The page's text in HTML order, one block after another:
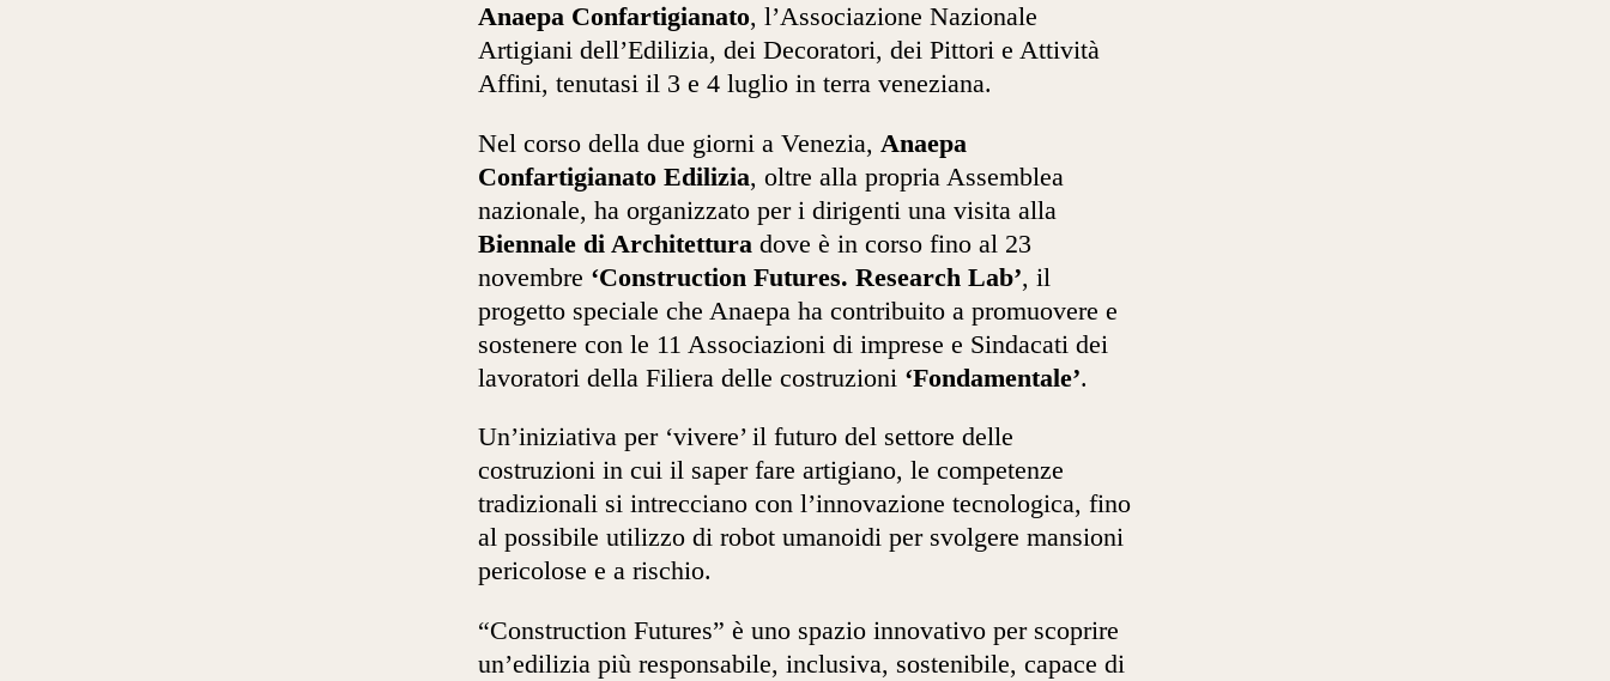
Anaepa Confartigianato, l’Associazione Nazionale
Artigiani dell’Edilizia, dei Decoratori, dei Pittori e Attività
Affini, tenutasi il 3 e 4 luglio in terra veneziana.
Nel corso della due giorni a Venezia, Anaepa
Confartigianato Edilizia, oltre alla propria Assemblea
nazionale, ha organizzato per i dirigenti una visita alla
Biennale di Architettura dove è in corso fino al 23
novembre ‘Construction Futures. Research Lab’, il
progetto speciale che Anaepa ha contribuito a promuovere e
sostenere con le 11 Associazioni di imprese e Sindacati dei
lavoratori della Filiera delle costruzioni ‘Fondamentale’.
Un’iniziativa per ‘vivere’ il futuro del settore delle
costruzioni in cui il saper fare artigiano, le competenze
tradizionali si intrecciano con l’innovazione tecnologica, fino
al possibile utilizzo di robot umanoidi per svolgere mansioni
pericolose e a rischio.
“Construction Futures” è uno spazio innovativo per scoprire
un’edilizia più responsabile, inclusiva, sostenibile, capace di